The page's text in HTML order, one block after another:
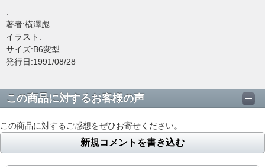
著者:横澤彪
イラスト:
サイズ:B6変型
発行日:1991/08/28
この商品に対するお客様の声
この商品に対するご感想をぜひお寄せください。
新規コメントを書き込む